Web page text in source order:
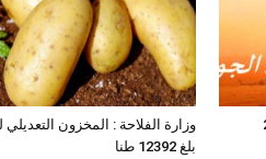
وزارة الفلاحة : المخزون التعديلي
بلغ 12392 طنا